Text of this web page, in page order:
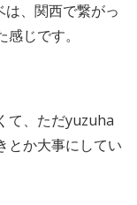
、関西で繋がっ
じです。
て、ただyuzuha
とか大事にしてい